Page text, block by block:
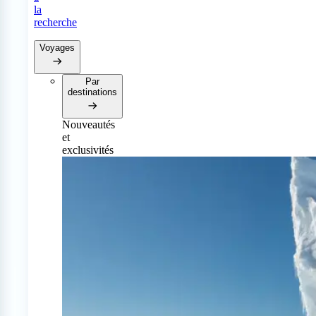
la
recherche
Voyages
Par
destinations
Nouveautés
et
exclusivités